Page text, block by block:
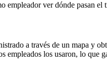
ver dónde pasan el
a través de un mapa y
empleados los usaron, lo que